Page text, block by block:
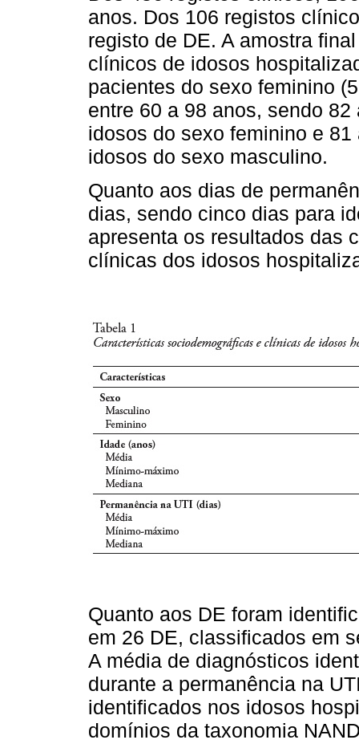
anos. Dos 106 registos
registo de DE. A amostra
clínicos de idosos
pacientes do sexo feminino
entre 60 a 98 anos, sendo
idosos do sexo feminino e
idosos do sexo masculino.
Quanto aos dias de
dias, sendo cinco dias para
apresenta os resultados das
clínicas dos idosos
Quanto aos DE foram
em 26 DE, classificados em
A média de diagnósticos
durante a permanência na
identificados nos idosos
domínios da taxonomia